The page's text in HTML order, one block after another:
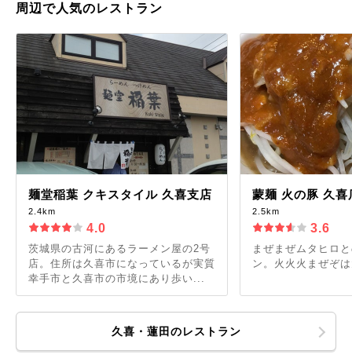
周辺で人気のレストラン
麺堂稲葉 クキスタイル 久喜支店
2.4km
4.0
茨城県の古河にあるラーメン屋の2号
店。住所は久喜市になっているが実質
幸手市と久喜市の市境にあり歩い...
蒙麺 火の豚 久喜
2.5km
3.6
まぜまぜムタヒロ
ン。火火火まぜぞ
久喜・蓮田のレストラン